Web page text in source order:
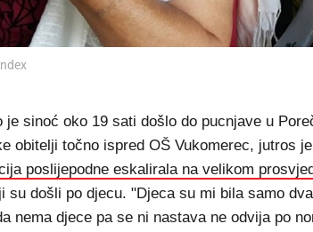
je sinoć oko 19 sati došlo do pucnjave u
obitelji točno ispred OŠ Vukomerec, jutros
poslijepodne eskalirala na velikom
su došli po djecu. "Djeca su mi bila samo
nema djece pa se ni nastava ne odvija po